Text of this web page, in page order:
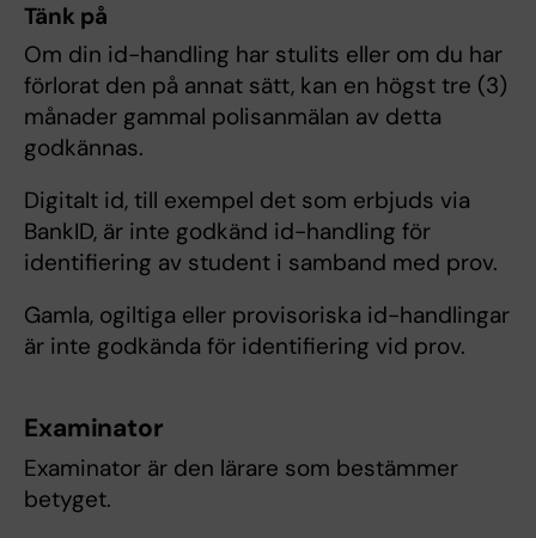
Tänk på
Om din id-handling har stulits eller om du har
förlorat den på annat sätt, kan en högst tre (3)
månader gammal polisanmälan av detta
godkännas.
Digitalt id, till exempel det som erbjuds via
BankID, är inte godkänd id-handling för
identifiering av student i samband med prov.
Gamla, ogiltiga eller provisoriska id-handlingar
är inte godkända för identifiering vid prov.
Examinator
Examinator är den lärare som bestämmer
betyget.